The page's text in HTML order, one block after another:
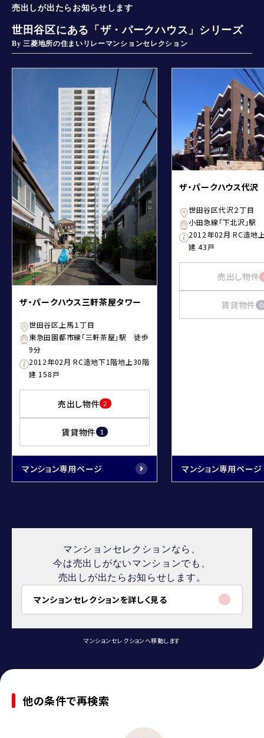
売出しが出たらお知らせします
世田谷区にある「ザ・パークハウス」シリーズ
By 三菱地所の住まいリレーマンションセレクション
ザ・パークハウス三軒茶屋タワー
世田谷区上馬１丁目
東急田園都市線「三軒茶屋」駅 徒歩
9分
2012年02月 RC造地下1階地上30階
建 158戸
売出し物件 2
賃貸物件 1
マンション専用ページ
ザ・パークハウス代沢
世田谷区代沢２丁目
小田急線「下北沢」
2012年02月 RC造地
建 43戸
売出し物件
賃貸物件 0
マンション専用ページ
マンションセレクションなら、
今は売出しがないマンションでも、
売出しが出たらお知らせします。
マンションセレクションを詳しく見る
マンションセレクションへ移動します
他の条件で再検索